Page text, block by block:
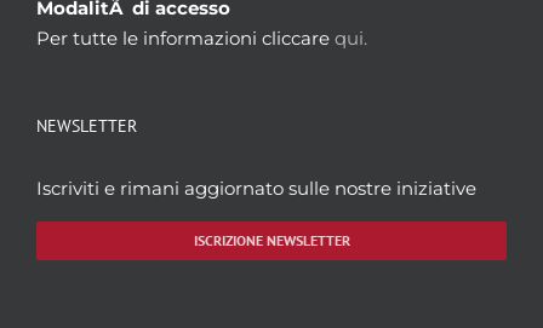
ModalitÃ di accesso
Per tutte le informazioni cliccare qui.
NEWSLETTER
Iscriviti e rimani aggiornato sulle nostre iniziative
ISCRIZIONE NEWSLETTER